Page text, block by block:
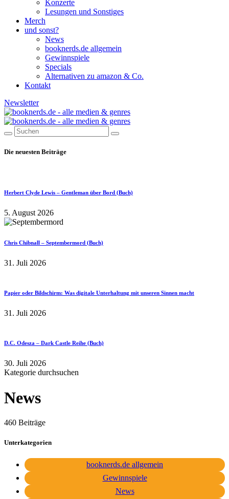
Konzerte
Lesungen und Sonstiges
Merch
und sonst?
News
booknerds.de allgemein
Gewinnspiele
Specials
Alternativen zu amazon & Co.
Kontakt
Newsletter
Die neuesten Beiträge
Herbert Clyde Lewis – Gentleman über Bord (Buch)
5. August 2026
Chris Chibnall – Septembermord (Buch)
31. Juli 2026
Papier oder Bildschirm: Was digitale Unterhaltung mit unseren Sinnen macht
31. Juli 2026
D.C. Odesza – Dark Castle Reihe (Buch)
30. Juli 2026
Kategorie durchsuchen
News
460 Beiträge
Unterkategorien
booknerds.de allgemein
Gewinnspiele
News